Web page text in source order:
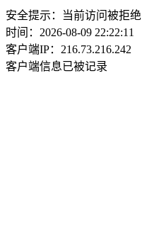
安全提示：当前访问被拒绝
时间：2026-08-09 22:22:11
客户端IP：216.73.216.242
客户端信息已被记录